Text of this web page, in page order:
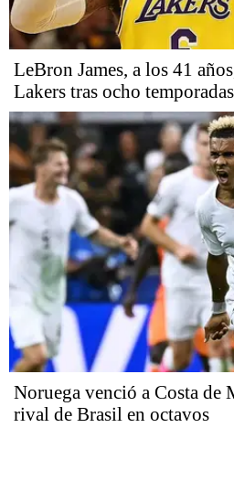
LeBron James, a los 41
Lakers tras ocho temporadas
Noruega venció a Costa de
rival de Brasil en octavos